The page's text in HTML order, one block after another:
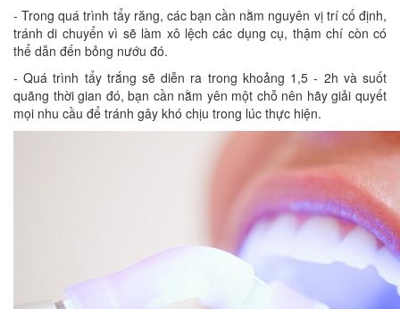
- Trong quá trình tẩy răng, các bạn cần nằm nguyên vị trí cố định,
tránh di chuyển vì sẽ làm xô lệch các dụng cụ, thậm chí còn có
thể dẫn đến bỏng nướu đó.
- Quá trình tẩy trắng sẽ diễn ra trong khoảng 1,5 - 2h và suốt
quãng thời gian đó, bạn cần nằm yên một chỗ nên hãy giải quyết
mọi nhu cầu để tránh gây khó chịu trong lúc thực hiện.